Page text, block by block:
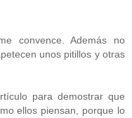
convence. Además no
unos pitillos y otras
para demostrar que
ellos piensan, porque lo